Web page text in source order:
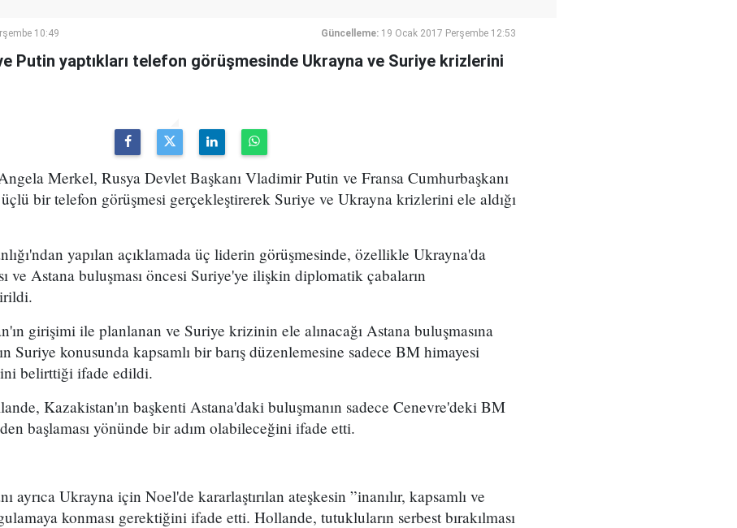
10:49 Güncelleme: 19 Ocak 2017 Perşembe 12:53
Putin yaptıkları telefon görüşmesinde Ukrayna ve Suriye krizlerini
Merkel, Rusya Devlet Başkanı Vladimir Putin ve Fransa Cumhurbaşkanı
bir telefon görüşmesi gerçekleştirerek Suriye ve Ukrayna krizlerini ele aldığı
yapılan açıklamada üç liderin görüşmesinde, özellikle Ukrayna'da
ve Astana buluşması öncesi Suriye'ye ilişkin diplomatik çabaların
girişimi ile planlanan ve Suriye krizinin ele alınacağı Astana buluşmasına
Suriye konusunda kapsamlı bir barış düzenlemesine sadece BM himayesi
belirttiği ifade edildi.
Kazakistan'ın başkenti Astana'daki buluşmanın sadece Cenevre'deki BM
başlaması yönünde bir adım olabileceğini ifade etti.
ayrıca Ukrayna için Noel'de kararlaştırılan ateşkesin ”inanılır, kapsamlı ve
konması gerektiğini ifade etti. Hollande, tutukluların serbest bırakılması